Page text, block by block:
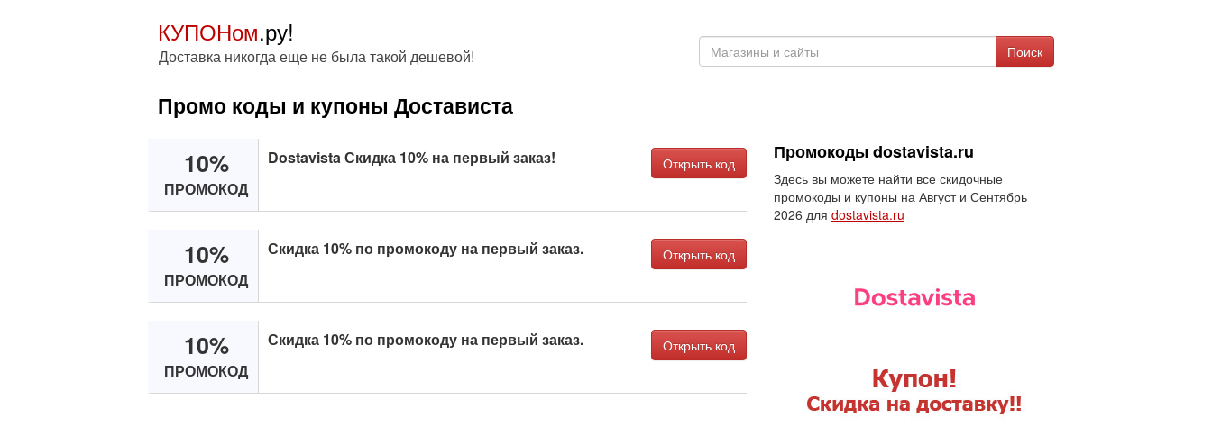
КУПОНом.ру!
Доставка никогда еще не была такой дешевой! Поиск
Промо коды и купоны Достависта
10%
ПРОМОКОД
Dostavista Скидка 10% на первый заказ! Открыть код
10%
ПРОМОКОД
Скидка 10% по промокоду на первый заказ. Открыть код
10%
ПРОМОКОД
Скидка 10% по промокоду на первый заказ. Открыть код
Промокоды dostavista.ru
Здесь вы можете найти все скидочные
промокоды и купоны на Август и Сентябрь
2026 для dostavista.ru